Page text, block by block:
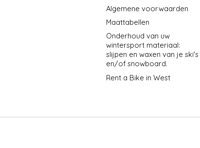
Algemene voorwaarden
Maattabellen
Onderhoud van uw
wintersport materiaal:
slijpen en waxen van je ski's
en/of snowboard.
Rent a Bike in West